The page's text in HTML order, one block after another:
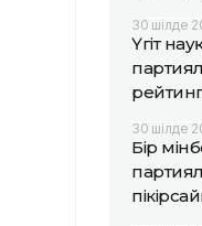
30 шілде
Үгіт
30 шілде
Бір